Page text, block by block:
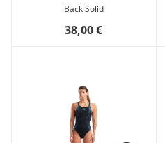
Back Solid
38,00 €